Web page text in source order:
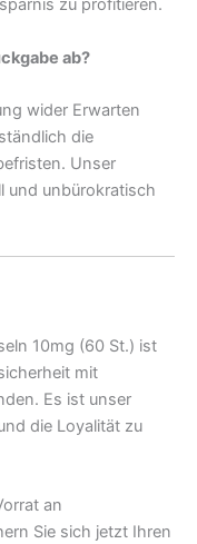
zu profitieren.
ab?
wider Erwarten
die
Unser
und unbürokratisch
10mg (60 St.) ist
mit
Es ist unser
die Loyalität zu
an
Sie sich jetzt Ihren